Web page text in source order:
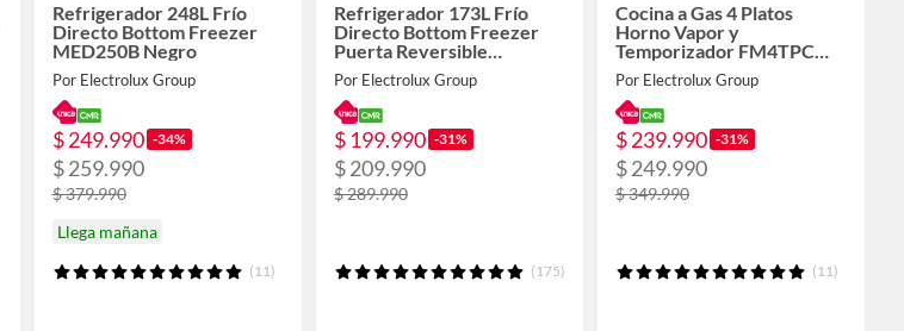
Refrigerador 248L Frío
Directo Bottom Freezer
MED250B Negro
Por Electrolux Group
$ 249.990 -34%
$ 259.990
$ 379.990
Llega mañana
(11)
Refrigerador 173L Frío
Directo Bottom Freezer
Puerta Reversible
MED165B Negro.
Por Electrolux Group
$ 199.990 -31%
$ 209.990
$ 289.990
(175)
Cocina a Gas 4 Platos
Horno Vapor y
Temporizador FM4TPC
Negra
Por Electrolux Group
$ 239.990 -31%
$ 249.990
$ 349.990
(11)